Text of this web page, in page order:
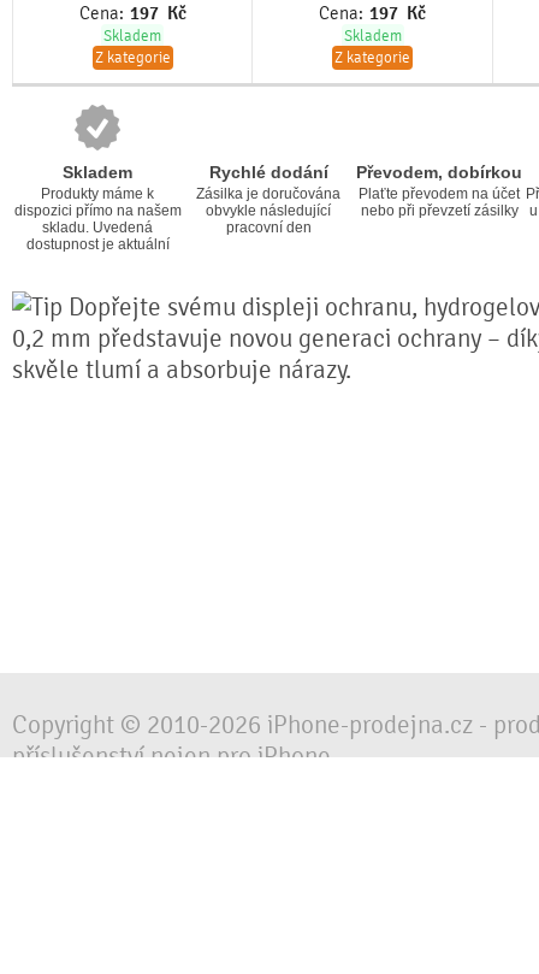
Cena: 197 Kč
Skladem
Z kategorie
Cena: 197 Kč
Skladem
Z kategorie
Skladem
Produkty máme k
dispozici přímo na našem
skladu. Uvedená
dostupnost je aktuální
Rychlé dodání
Zásilka je doručována
obvykle následující
pracovní den
Převodem, dobírkou
Plaťte převodem na účet
nebo při převzetí zásilky
Dopřejte svému displeji ochranu,
0,2 mm představuje novou generaci ochrany –
skvěle tlumí a absorbuje nárazy.
Copyright © 2010-2026 iPhone-prodejna.cz -
příslušenství nejen pro iPhone